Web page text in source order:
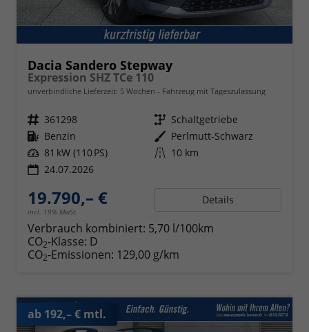
Dacia Sandero Stepway
Expression SHZ TCe 110
unverbindliche Lieferzeit: 5 Wochen Fahrzeug mit Tageszulassung
Fahrzeugnr. 361298 Getriebe Schaltgetriebe
Kraftstoff Benzin Außenfarbe Perlmutt-Schwarz
Leistung 81 kW (110 PS) Kilometerstand 10 km
24.07.2026
19.790,– €
incl. 19% MwSt.
Details
Verbrauch kombiniert: 5,70 l/100km
CO2-Klasse: D
CO2-Emissionen: 129,00 g/km
ab 192,– € mtl.